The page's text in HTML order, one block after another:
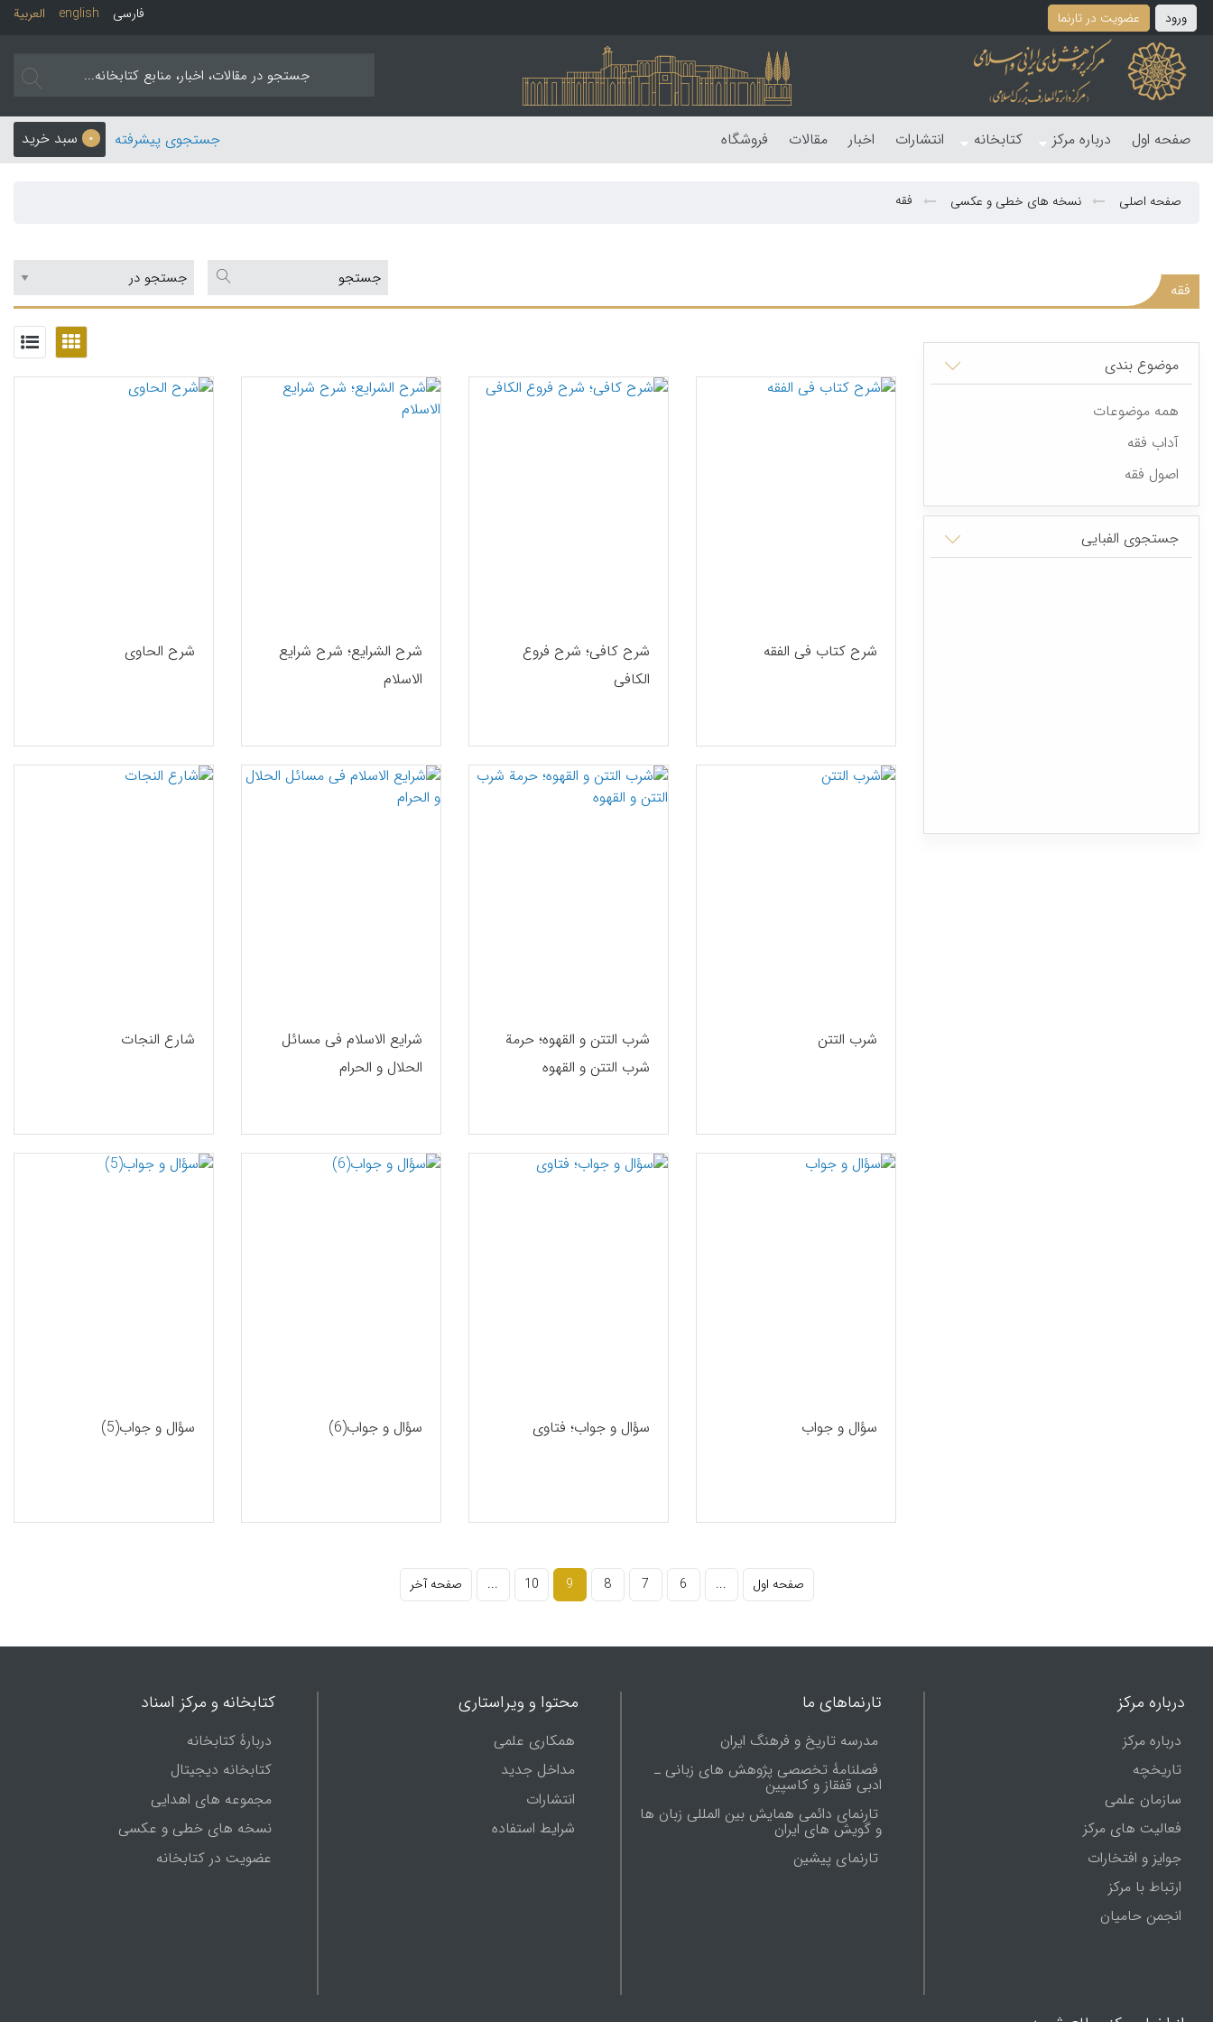
ورود عضویت در تارنما العربیة english فارسی
صفحه اول درباره مرکز کتابخانه انتشارات اخبار مقالات فروشگاه 0 سبد خرید جستجوی پیشرفته
صفحه اصلی نسخه های خطی و عکسی فقه
فقه
موضوع بندی
همه موضوعات
آداب فقه
اصول فقه
جستجوی الفبایی
شرح کتاب فی الفقه
شرح کافی؛ شرح فروع
الکافی
شرح الشرایع؛ شرح شرایع
الاسلام
شرح الحاوی
شرب التتن
شرب التتن و القهوه؛ حرمة
شرب التتن و القهوه
شرایع الاسلام فی مسائل
الحلال و الحرام
شارع النجات
سؤال و جواب سؤال و جواب؛ فتاوی سؤال و جواب(6) سؤال و جواب(5)
صفحه اول ...
6
7
8
9
10
... صفحه آخر
درباره مرکز
درباره مرکز
تاریخچه
سازمان علمی
فعالیت های مرکز
جوایز و افتخارات
ارتباط با مرکز
انجمن حامیان
تارنماهای ما
مدرسه تاریخ و فرهنگ ایران
فصلنامۀ تخصصی پژوهش های زبانی ـ
ادبی قفقاز و کاسپین
تارنمای دائمی همایش بین المللی زبان ها
و گویش های ایران
تارنماى پيشين
محتوا و ویراستاری
همکاری علمی
مداخل جدید
انتشارات
شرایط استفاده
کتابخانه و مرکز اسناد
دربارۀ کتابخانه
کتابخانه دیجیتال
مجموعه های اهدایی
نسخه های خطی و عکسی
عضویت در کتابخانه